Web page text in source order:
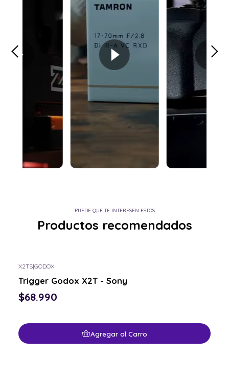
PUEDE QUE TE INTERESEN ESTOS
Productos recomendados
X2TS|GODOX
Trigger Godox X2T - Sony
$68.990
Agregar al Carro